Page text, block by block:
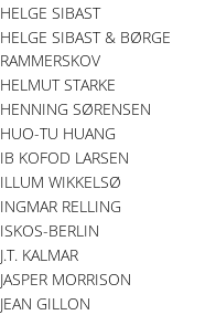
HELGE SIBAST
HELGE SIBAST & BØRGE
RAMMERSKOV
HELMUT STARKE
HENNING SØRENSEN
HUO-TU HUANG
IB KOFOD LARSEN
ILLUM WIKKELSØ
INGMAR RELLING
ISKOS-BERLIN
J.T. KALMAR
JASPER MORRISON
JEAN GILLON